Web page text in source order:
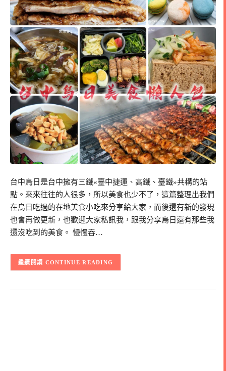
台中烏日是台中擁有三鐵«臺中捷運、高鐵、臺鐵»共構的站
點。來來往往的人很多，所以美食也少不了，這篇整理出我們
在烏日吃過的在地美食小吃來分享給大家，而後還有新的發現
也會再做更新，也歡迎大家私訊我，跟我分享烏日還有那些我
還沒吃到的美食。 慢慢吞…
CONTINUE READING